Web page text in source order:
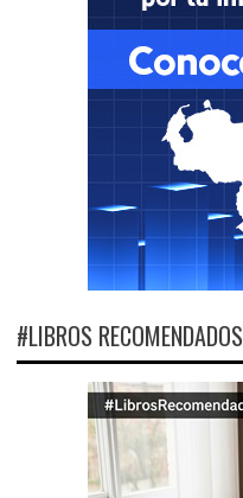
#LIBROS RECOMENDADOS